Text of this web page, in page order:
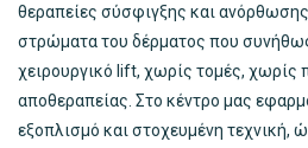
θεραπείες σύσφιγξης και
στρώματα του δέρματος που
χειρουργικό lift, χωρίς τομές, χωρίς
αποθεραπείας. Στο κέντρο μας
εξοπλισμό και στοχευμένη τεχνική,